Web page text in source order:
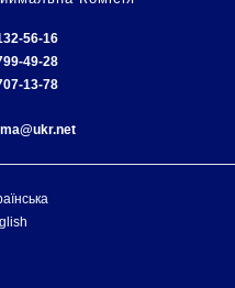
56-16
49-28
13-78